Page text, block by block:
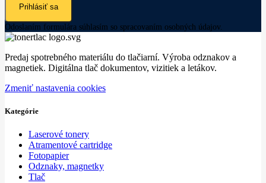
Prihlásiť sa
Odoslaním formulára súhlasím so spracovaním osobných údajov.
Predaj spotrebného materiálu do tlačiarní. Výroba odznakov a
magnetiek. Digitálna tlač dokumentov, vizitiek a letákov.
Zmeniť nastavenia cookies
Kategórie
Laserové tonery
Atramentové cartridge
Fotopapier
Odznaky, magnetky
Tlač